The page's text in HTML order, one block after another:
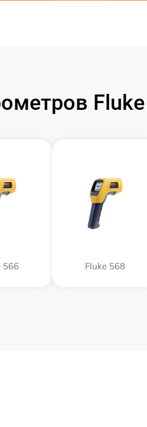
Fluke
566 Fluke 568